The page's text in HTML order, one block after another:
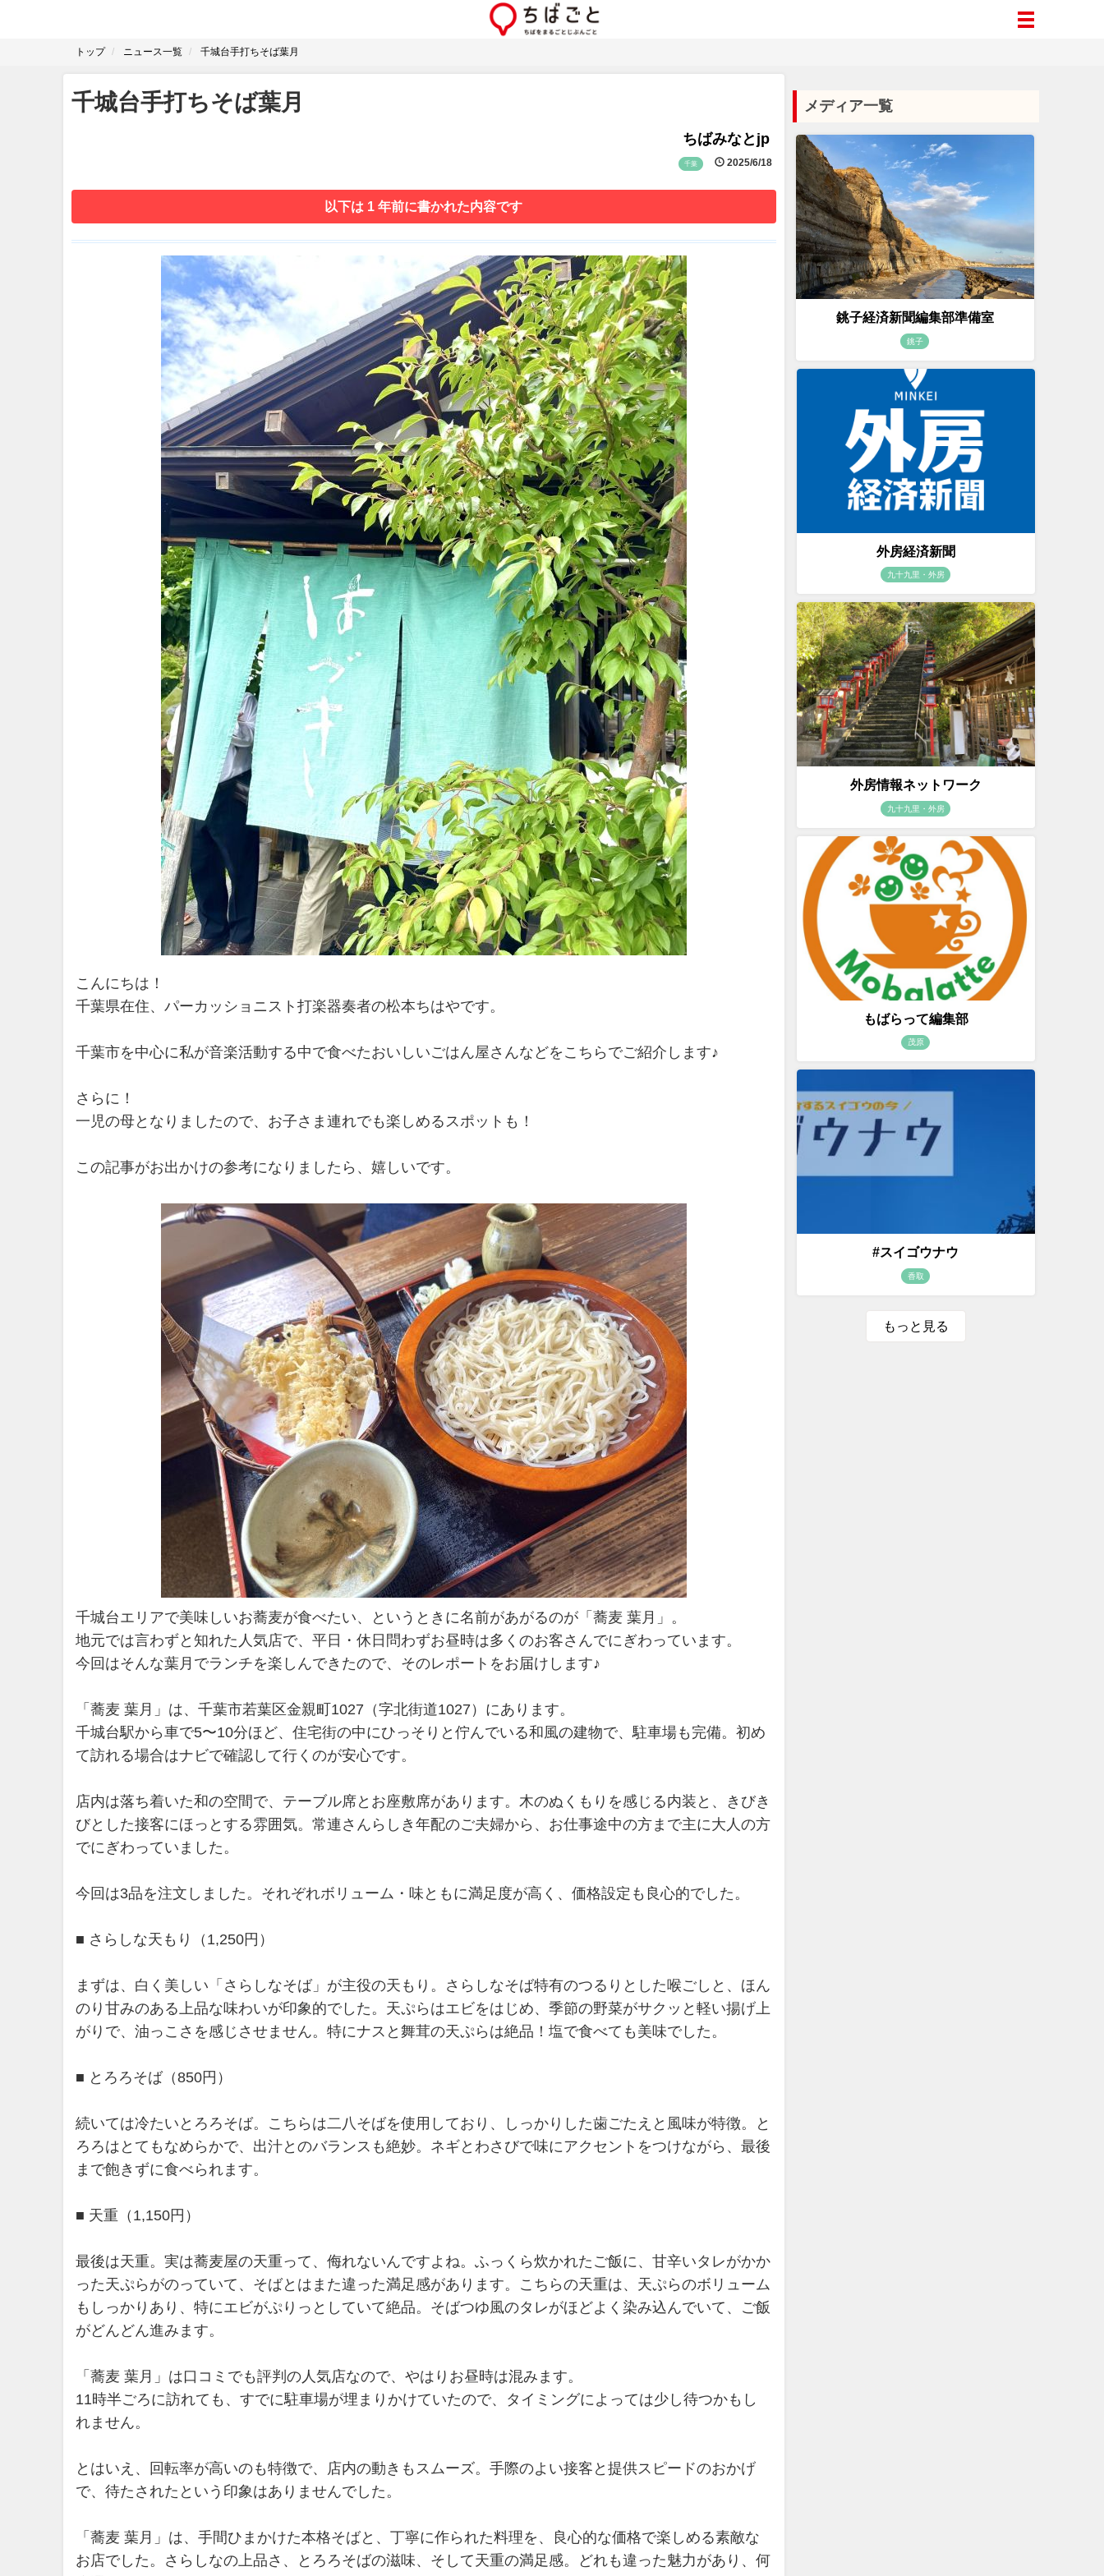
トップ ニュース一覧 千城台手打ちそば葉月
千城台手打ちそば葉月
ちばみなとjp
千葉 2025/6/18
以下は 1 年前に書かれた内容です
こんにちは！
千葉県在住、パーカッショニスト打楽器奏者の松本ちはやです。
千葉市を中心に私が音楽活動する中で食べたおいしいごはん屋さんなどをこちらでご紹介します♪
さらに！
一児の母となりましたので、お子さま連れでも楽しめるスポットも！
この記事がお出かけの参考になりましたら、嬉しいです。
千城台エリアで美味しいお蕎麦が食べたい、というときに名前があがるのが「蕎麦 葉月」。
地元では言わずと知れた人気店で、平日・休日問わずお昼時は多くのお客さんでにぎわっています。
今回はそんな葉月でランチを楽しんできたので、そのレポートをお届けします♪
「蕎麦 葉月」は、千葉市若葉区金親町1027（字北街道1027）にあります。
千城台駅から車で5〜10分ほど、住宅街の中にひっそりと佇んでいる和風の建物で、駐車場も完備。初め
て訪れる場合はナビで確認して行くのが安心です。
店内は落ち着いた和の空間で、テーブル席とお座敷席があります。木のぬくもりを感じる内装と、きびき
びとした接客にほっとする雰囲気。常連さんらしき年配のご夫婦から、お仕事途中の方まで主に大人の方
でにぎわっていました。
今回は3品を注文しました。それぞれボリューム・味ともに満足度が高く、価格設定も良心的でした。
■ さらしな天もり（1,250円）
まずは、白く美しい「さらしなそば」が主役の天もり。さらしなそば特有のつるりとした喉ごしと、ほん
のり甘みのある上品な味わいが印象的でした。天ぷらはエビをはじめ、季節の野菜がサクッと軽い揚げ上
がりで、油っこさを感じさせません。特にナスと舞茸の天ぷらは絶品！塩で食べても美味でした。
■ とろろそば（850円）
続いては冷たいとろろそば。こちらは二八そばを使用しており、しっかりした歯ごたえと風味が特徴。と
ろろはとてもなめらかで、出汁とのバランスも絶妙。ネギとわさびで味にアクセントをつけながら、最後
まで飽きずに食べられます。
■ 天重（1,150円）
最後は天重。実は蕎麦屋の天重って、侮れないんですよね。ふっくら炊かれたご飯に、甘辛いタレがかか
った天ぷらがのっていて、そばとはまた違った満足感があります。こちらの天重は、天ぷらのボリューム
もしっかりあり、特にエビがぷりっとしていて絶品。そばつゆ風のタレがほどよく染み込んでいて、ご飯
がどんどん進みます。
「蕎麦 葉月」は口コミでも評判の人気店なので、やはりお昼時は混みます。
11時半ごろに訪れても、すでに駐車場が埋まりかけていたので、タイミングによっては少し待つかもし
れません。
とはいえ、回転率が高いのも特徴で、店内の動きもスムーズ。手際のよい接客と提供スピードのおかげ
で、待たされたという印象はありませんでした。
「蕎麦 葉月」は、手間ひまかけた本格そばと、丁寧に作られた料理を、良心的な価格で楽しめる素敵な
お店でした。さらしなの上品さ、とろろそばの滋味、そして天重の満足感。どれも違った魅力があり、何
メディア一覧
銚子経済新聞編集部準備室
銚子
外房経済新聞
九十九里・外房
外房情報ネットワーク
九十九里・外房
もばらって編集部
茂原
#スイゴウナウ
香取
もっと見る